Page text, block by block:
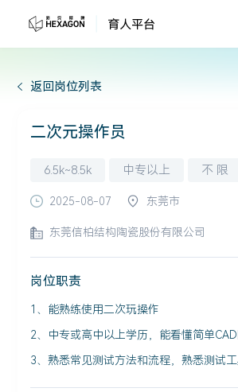
返回岗位列表
二次元操作员
6.5k~8.5k 中专以上 不 限
2025-08-07 东莞市
东莞信柏结构陶瓷股份有限公司
岗位职责
1、能熟练使用二次玩操作
2、中专或高中以上学历，能看懂简单
3、熟悉常见测试方法和流程，熟悉测试工